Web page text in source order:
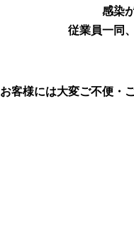
感染
従業員一同
お客様には大変ご不便・